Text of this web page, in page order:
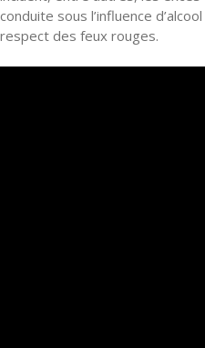
conduite sous l’influence
respect des feux rouges.